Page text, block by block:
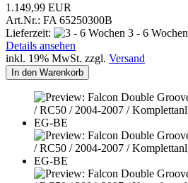
1.149,99 EUR
Art.Nr.: FA 65250300B
Lieferzeit:
3 - 6 Wochen
Details ansehen
inkl. 19% MwSt. zzgl. Versand
In den Warenkorb